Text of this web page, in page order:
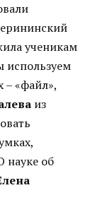
ученикам
используем
– «файл»,
из
науке об